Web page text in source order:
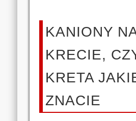
KANIONY
KRECIE,
KRETA
ZNACIE